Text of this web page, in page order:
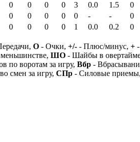
0 0 0 0 3 0.0 1.5 0
0 0 0 0 0 - - 0
0 0 0 0 1 0.0 0.2 0
О - Очки, +/- - Плюс/минус, +
ШО - Шайбы в
по воротам за игру, Вбр -
смен за игру, СПр - Силовые приемы,